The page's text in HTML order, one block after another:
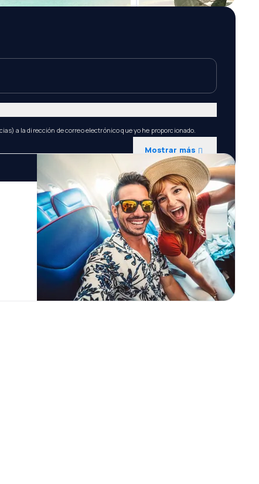
a la dirección de correo electrónico que yo he proporcionado.
Mostrar más